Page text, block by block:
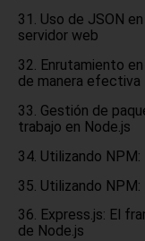
Uso de JSON
servidor web
Enrutamiento
de manera efectiva
Gestión de
trabajo en Node.js
Utilizando
Utilizando
Express.js: El
de Node.js